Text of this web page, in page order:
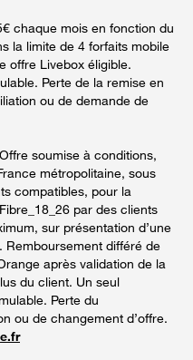
chaque mois en fonction du
la limite de 4 forfaits mobile
offre Livebox éligible.
Perte de la remise en
ou de demande de
Offre soumise à conditions,
métropolitaine, sous
compatibles, pour la
par des clients
sur présentation d’une
Remboursement différé de
après validation de la
du client. Un seul
Perte du
ou de changement d’offre.